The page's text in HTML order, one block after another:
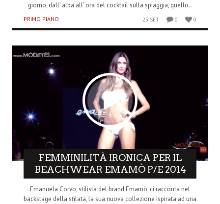
giorno, dall’ alba all’ ora del cocktail sulla spiaggia, quello..
PRIMO PIANO 25 SET 0 0
FEMMINILITÀ IRONICA PER IL
BEACHWEAR EMAMÒ P/E 2014
Emanuela Corvo, stilista del brand Emamò, ci racconta nel
backstage della sfilata, la sua nuova collezione ispirata ad una